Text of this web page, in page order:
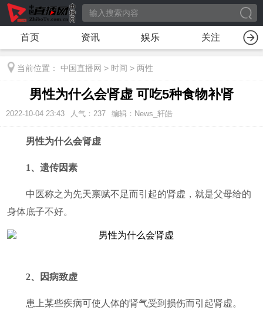
首页 资讯 娱乐 关注
当前位置： 中国直播网 > 时间 > 两性
男性为什么会肾虚 可吃5种食物补肾
2022-10-04 23:43 人气： 237 编辑：News_轩皓
男性为什么会肾虚
1、遗传因素
中医称之为先天禀赋不足而引起的肾虚，就是父母给的
身体底子不好。
2、因病致虚
患上某些疾病可使人体的肾气受到损伤而引起肾虚。